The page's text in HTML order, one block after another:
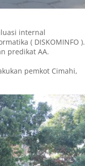
internal
( DISKOMINFO ).
predikat AA.
pemkot Cimahi,